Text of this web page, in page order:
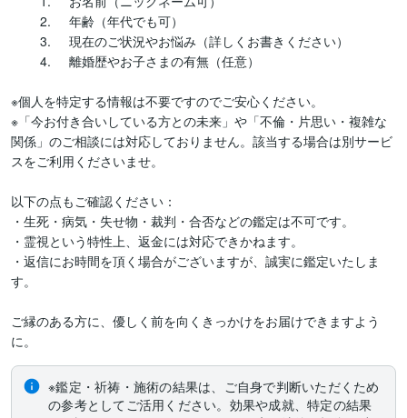
※個人を特定する情報は不要ですのでご安心ください。
※「今お付き合いしている方との未来」や「不倫・片思い・複雑な
関係」のご相談には対応しておりません。該当する場合は別サービ
スをご利用くださいませ。
以下の点もご確認ください：
・生死・病気・失せ物・裁判・合否などの鑑定は不可です。
・霊視という特性上、返金には対応できかねます。
・返信にお時間を頂く場合がございますが、誠実に鑑定いたしま
す。
ご縁のある方に、優しく前を向くきっかけをお届けできますよう
※鑑定・祈祷・施術の結果は、ご自身で判断いただくため
の参考としてご活用ください。効果や成就、特定の結果